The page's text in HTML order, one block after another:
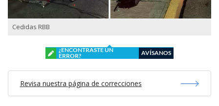
Cedidas RBB
¿ENCONTRASTE UN
ERROR?
AVÍSANOS
Revisa nuestra página de correcciones